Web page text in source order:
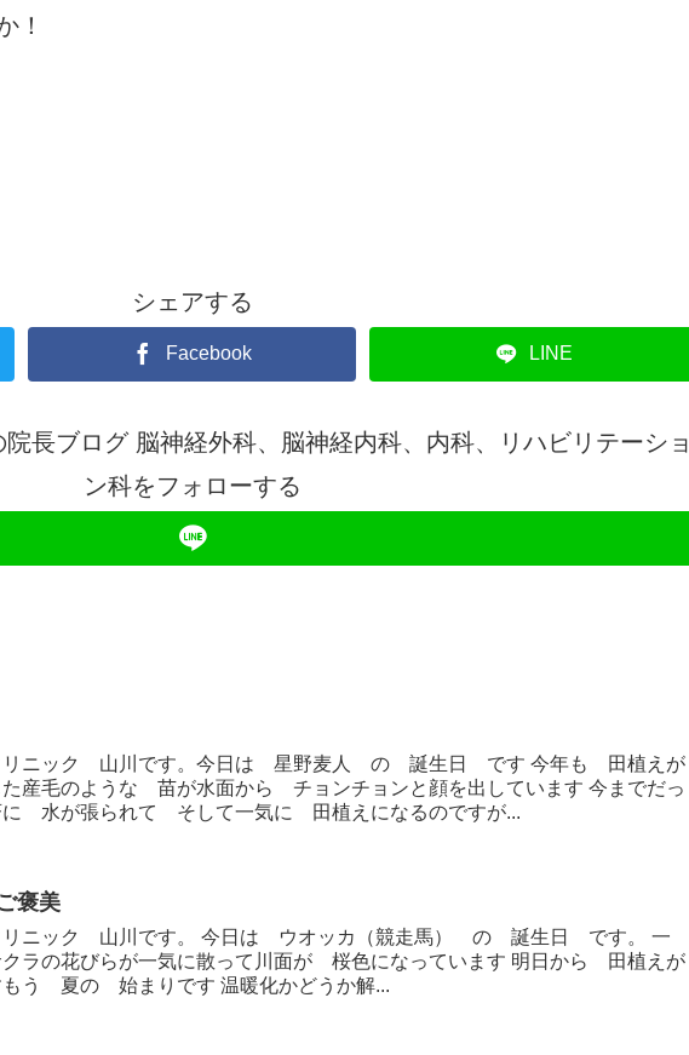
！
シェアする
Facebook LINE
長ブログ 脳神経外科、脳神経内科、内科、リハビリテーショ
ン科をフォローする
リニック 山川です。今日は 星野麦人 の 誕生日 です 今年も 田植えが
た産毛のような 苗が水面から チョンチョンと顔を出しています 今までだっ
水が張られて そして一気に 田植えになるのですが...
褒美
リニック 山川です。 今日は ウオッカ（競走馬） の 誕生日 です。 一
クラの花びらが一気に散って川面が 桜色になっています 明日から 田植えが
もう 夏の 始まりです 温暖化かどうか解...